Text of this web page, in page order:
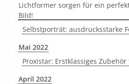
Lichtformer sorgen für ein
Bild!
Selbstporträt: ausdrucksstarke
Mai 2022
Proxistar: Erstklassiges
April 2022